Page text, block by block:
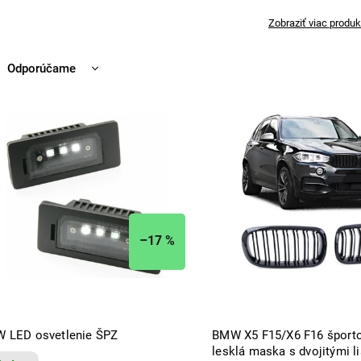
Zobraziť viac
Odporúčame
Najpredávanejšie
Abecedne
–17 %
LED osvetlenie ŠPZ
BMW X5 F15/X6 F16
lesklá maska s dvojitými